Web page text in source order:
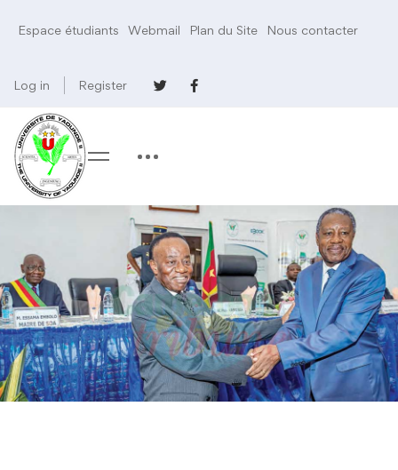
Espace étudiants Webmail Plan du Site Nous contacter
Log in Register